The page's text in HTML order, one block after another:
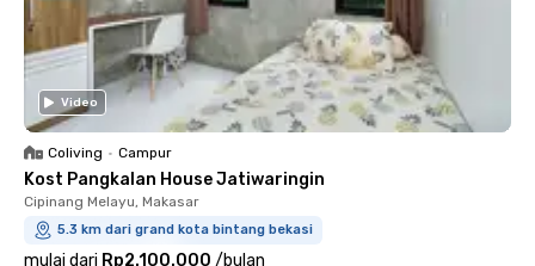
Video
Coliving • Campur
Kost Pangkalan House Jatiwaringin
Cipinang Melayu, Makasar
5.3 km dari grand kota bintang bekasi
mulai dari Rp2.100.000 /bulan